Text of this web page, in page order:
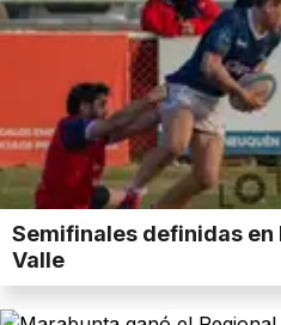
Semifinales definidas en
Valle